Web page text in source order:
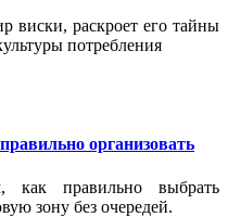
виски, раскроет его тайны
потребления
организовать
как правильно выбрать
зону без очередей.